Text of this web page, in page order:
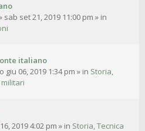
sab set 21, 2019 11:00 pm » in
italiano
giu 06, 2019 1:34 pm » in Storia,
2019 4:02 pm » in Storia, Tecnica